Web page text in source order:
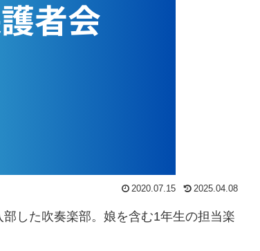
2020.07.15 2025.04.08
した吹奏楽部。娘を含む1年生の担当楽